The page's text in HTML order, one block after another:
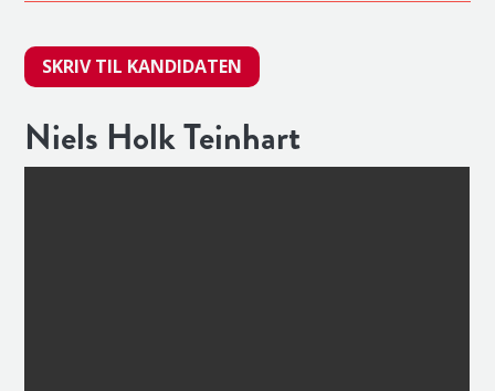
SKRIV TIL KANDIDATEN
Niels Holk Teinhart